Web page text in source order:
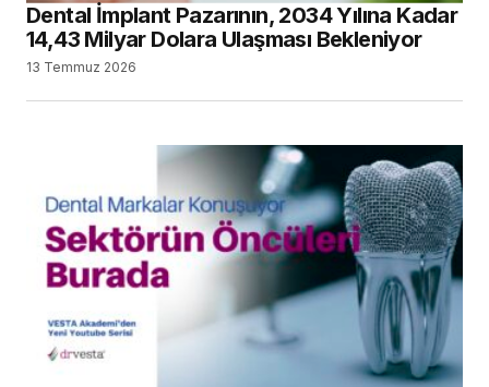
Dental İmplant Pazarının, 2034 Yılına Kadar
14,43 Milyar Dolara Ulaşması Bekleniyor
13 Temmuz 2026